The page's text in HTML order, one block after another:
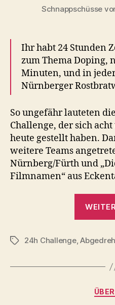
Schnappschüsse
Ihr habt 24 Stunden
zum Thema Doping,
Minuten, und in jeder
Nürnberger
So ungefähr lauteten
Challenge, der sich
heute gestellt haben.
weitere Teams
Nürnberg/Fürth und
Filmnamen“ aus
Schlagwörter
24h Challenge,